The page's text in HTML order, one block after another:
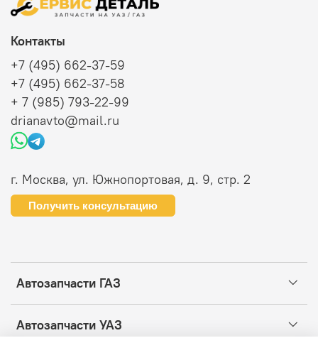
Автозапчасти ГАЗ
Автозапчасти УАЗ
Контакты
+7 (495) 662-37-59
+7 (495) 662-37-58
+ 7 (985) 793-22-99
drianavto@mail.ru
г. Москва, ул. Южнопортовая, д. 9, стр. 2
Получить консультацию